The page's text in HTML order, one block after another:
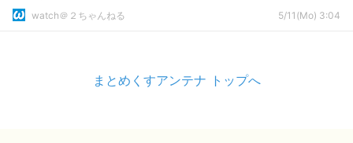
watch＠２ちゃんねる 5/11(Mo) 3:04
まとめくすアンテナ トップへ